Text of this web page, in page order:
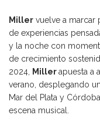
Miller vuelve a marcar
de experiencias
y la noche con
de crecimiento
2024,
Millerapuesta a
verano, desplegando
Mar del Plata y
escena musical.